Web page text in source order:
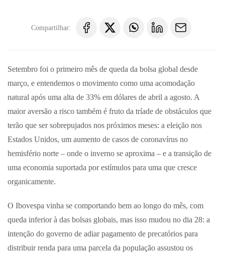
Compartilhar:
Setembro foi o primeiro mês de queda da bolsa global desde
março, e entendemos o movimento como uma acomodação
natural após uma alta de 33% em dólares de abril a agosto. A
maior aversão a risco também é fruto da tríade de obstáculos que
terão que ser sobrepujados nos próximos meses: a eleição nos
Estados Unidos, um aumento de casos de coronavírus no
hemisfério norte – onde o inverno se aproxima – e a transição de
uma economia suportada por estímulos para uma que cresce
organicamente.
O Ibovespa vinha se comportando bem ao longo do mês, com
queda inferior à das bolsas globais, mas isso mudou no dia 28: a
intenção do governo de adiar pagamento de precatórios para
distribuir renda para uma parcela da população assustou os